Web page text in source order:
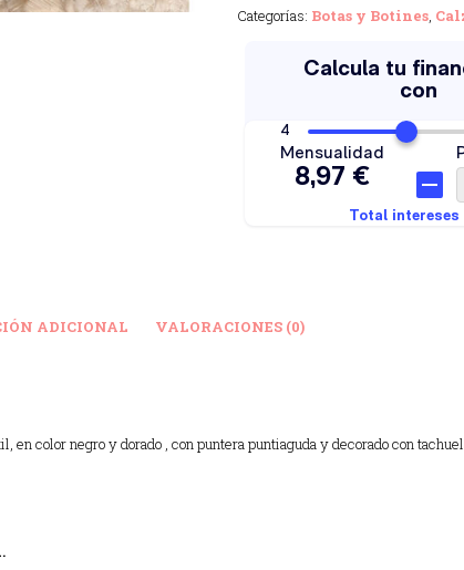
Categorías: Botas y Botines,
ADICIONAL VALORACIONES (0)
color negro y dorado , con puntera puntiaguda y decorado con